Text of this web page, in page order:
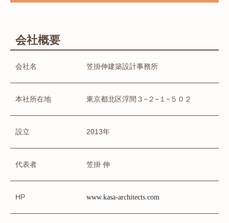
会社概要
会社名 笠掛伸建築設計事務所
本社所在地 東京都北区浮間３−２−１−５０２
設立 2013年
代表者 笠掛 伸
HP www.kasa-architects.com